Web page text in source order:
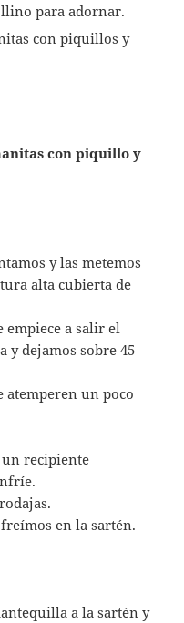
para adornar.
y las metemos
alta cubierta de
empiece a salir el
y dejamos sobre 45
atemperen un poco
recipiente
en la sartén.
a la sartén y